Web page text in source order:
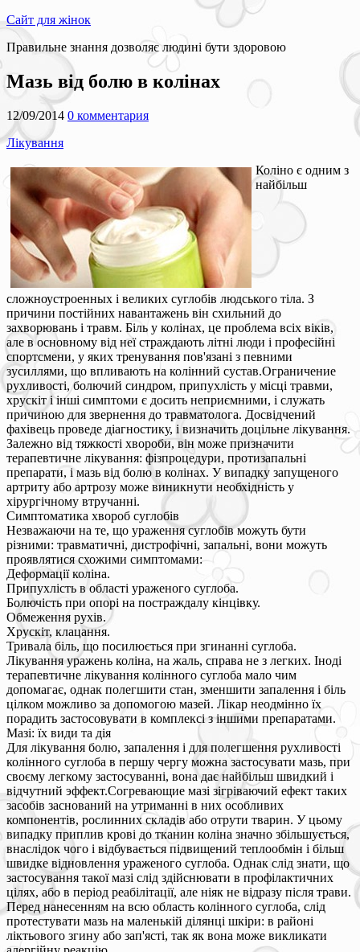
Сайт для жінок
Правильне знання дозволяє людині бути здоровою
Мазь від болю в колінах
12/09/2014 0 комментария
Лікування
Коліно є одним з
найбільш
сложноустроенных і великих суглобів людського тіла. З
причини постійних навантажень він схильний до
захворювань і травм. Біль у колінах, це проблема всіх віків,
але в основному від неї страждають літні люди і професійні
спортсмени, у яких тренування пов'язані з певними
зусиллями, що впливають на колінний сустав.Ограничение
рухливості, болючий синдром, припухлість у місці травми,
хрускіт і інші симптоми є досить неприємними, і служать
причиною для звернення до травматолога. Досвідчений
фахівець проведе діагностику, і визначить доцільне лікування.
Залежно від тяжкості хвороби, він може призначити
терапевтичне лікування: фізпроцедури, протизапальні
препарати, і мазь від болю в колінах. У випадку запущеного
артриту або артрозу може виникнути необхідність у
хірургічному втручанні.
Симптоматика хвороб суглобів
Незважаючи на те, що ураження суглобів можуть бути
різними: травматичні, дистрофічні, запальні, вони можуть
проявлятися схожими симптомами:
Деформації коліна.
Припухлість в області ураженого суглоба.
Болючість при опорі на постраждалу кінцівку.
Обмеження рухів.
Хрускіт, клацання.
Тривала біль, що посилюється при згинанні суглоба.
Лікування уражень коліна, на жаль, справа не з легких. Іноді
терапевтичне лікування колінного суглоба мало чим
допомагає, однак полегшити стан, зменшити запалення і біль
цілком можливо за допомогою мазей. Лікар неодмінно їх
порадить застосовувати в комплексі з іншими препаратами.
Мазі: їх види та дія
Для лікування болю, запалення і для полегшення рухливості
колінного суглоба в першу чергу можна застосувати мазь, при
своєму легкому застосуванні, вона дає найбільш швидкий і
відчутний эффект.Согревающие мазі зігріваючий ефект таких
засобів заснований на утриманні в них особливих
компонентів, рослинних складів або отрути тварин. У цьому
випадку приплив крові до тканин коліна значно збільшується,
внаслідок чого і відбувається підвищений теплообмін і більш
швидке відновлення ураженого суглоба. Однак слід знати, що
застосування такої мазі слід здійснювати в профілактичних
цілях, або в період реабілітації, але ніяк не відразу після трави.
Перед нанесенням на всю область колінного суглоба, слід
протестувати мазь на маленькій ділянці шкіри: в районі
ліктьового згину або зап'ясті, так як вона може викликати